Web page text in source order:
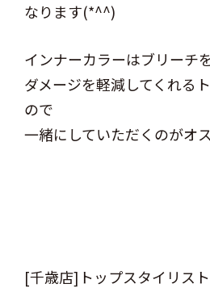
なります(*^^)
インナーカラーはブリーチ
ダメージを軽減してくれる
ので
一緒にしていただくのがオ
[千歳店]トップスタイリス